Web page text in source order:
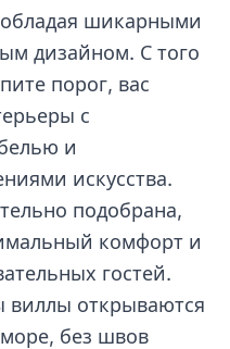
шикарными
дизайном. С того
порог, вас
с
и
искусства.
подобрана,
комфорт и
гостей.
открываются
без швов